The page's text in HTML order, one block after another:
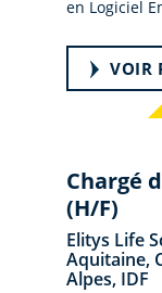
en Logiciel
VOIR
Chargé
(H/F)
Elitys Life
Aquitaine,
Alpes, IDF